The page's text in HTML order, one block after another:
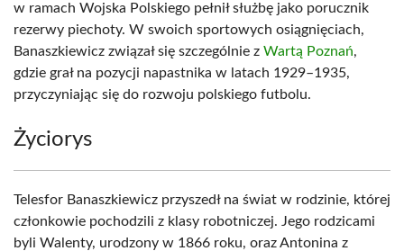
w ramach Wojska Polskiego pełnił służbę jako porucznik
rezerwy piechoty. W swoich sportowych osiągnięciach,
Banaszkiewicz związał się szczególnie z Wartą Poznań,
gdzie grał na pozycji napastnika w latach 1929–1935,
przyczyniając się do rozwoju polskiego futbolu.
Życiorys
Telesfor Banaszkiewicz przyszedł na świat w rodzinie, której
członkowie pochodzili z klasy robotniczej. Jego rodzicami
byli Walenty, urodzony w 1866 roku, oraz Antonina z